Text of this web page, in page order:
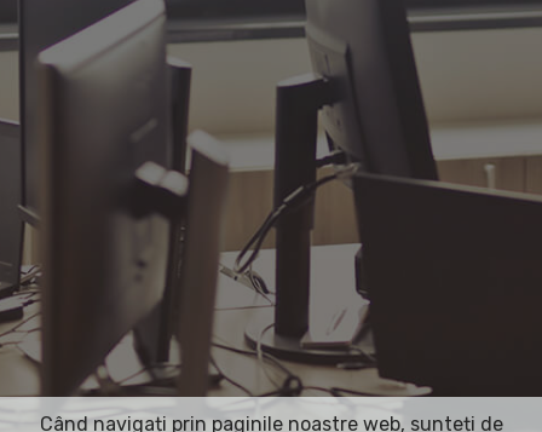
Când navigați prin paginile noastre web, sunteți de